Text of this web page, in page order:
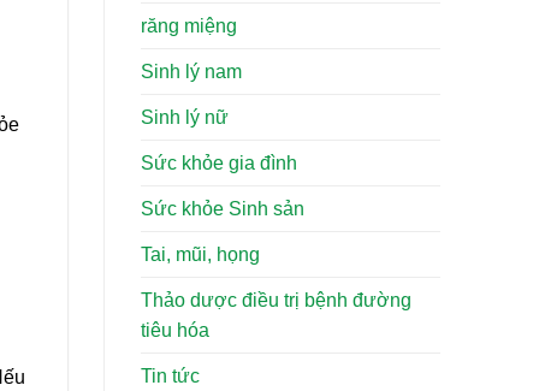
răng miệng
Sinh lý nam
Sinh lý nữ
Sức khỏe gia đình
Sức khỏe Sinh sản
Tai, mũi, họng
Thảo dược điều trị bệnh đường
tiêu hóa
Tin tức